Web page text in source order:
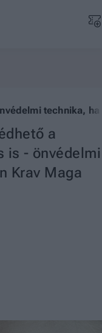
technika,
a
is - önvédelmi
Krav Maga